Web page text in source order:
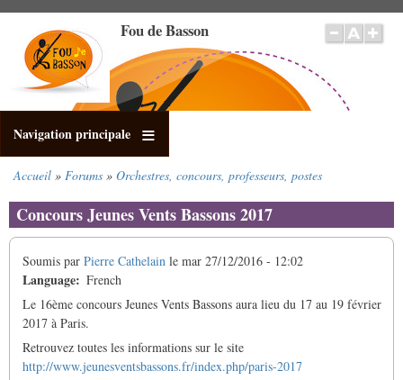
contenu
principal
Fou de Basson
Navigation principale
d'Ariane
Accueil Forums Orchestres, concours, professeurs, postes
Concours Jeunes Vents Bassons 2017
Soumis par Pierre Cathelain le mar 27/12/2016 - 12:02
Language
French
Le 16ème concours Jeunes Vents Bassons aura lieu du 17 au 19 février
2017 à Paris.
Retrouvez toutes les informations sur le site
http://www.jeunesventsbassons.fr/index.php/paris-2017